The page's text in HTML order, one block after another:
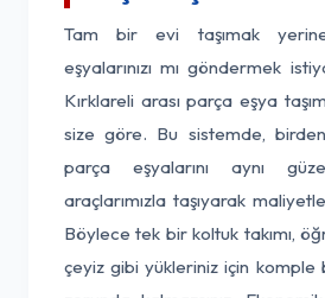
Tam bir evi taşımak
eşyalarınızı mı göndermek
Kırklareli arası parça eşya
size göre. Bu sistemde,
parça eşyalarını aynı
araçlarımızla taşıyarak
Böylece tek bir koltuk takımı,
çeyiz gibi yükleriniz için komple